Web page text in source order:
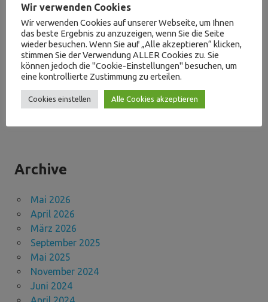
Verkaufsoffener Sonntag am 21.09.2025
Neueste Kommentare
Fadi GenabozuDas war der Verkaufsoffenen Sonntag
Archive
Mai 2026
April 2026
März 2026
September 2025
Mai 2025
November 2024
Juni 2024
Wir verwenden Cookies
Wir verwenden Cookies auf unserer Webseite, um Ihnen
das beste Ergebnis zu anzuzeigen, wenn Sie die Seite
wieder besuchen. Wenn Sie auf „Alle akzeptieren“ klicken,
stimmen Sie der Verwendung ALLER Cookies zu. Sie
können jedoch die "Cookie-Einstellungen" besuchen, um
eine kontrollierte Zustimmung zu erteilen.
Cookies einstellen Alle Cookies akzeptieren